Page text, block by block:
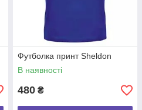
Футболка принт Sheldon
В наявності
480 ₴